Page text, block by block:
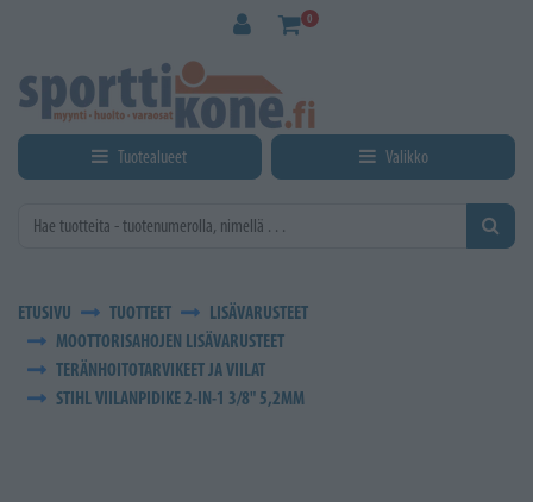
0
Tuotealueet Valikko
ETUSIVU TUOTTEET
LISÄVARUSTEET
MOOTTORISAHOJEN LISÄVARUSTEET
TERÄNHOITOTARVIKEET JA VIILAT
STIHL VIILANPIDIKE 2-IN-1 3/8" 5,2MM